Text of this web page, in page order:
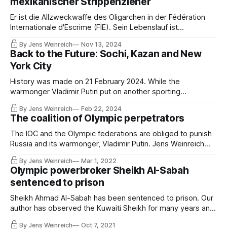
Er ist die Allzweckwaffe des Oligarchen in der Fédération
Internationale d'Escrime (FIE). Sein Lebenslauf ist
mindestens so interessant und umstritten wie sein Ruf.
Lernen Sie also Vitaly Logvin Grechuhin kennen, unmittelbar
vor dem Wahlkongress der FIE in seiner und Usmanovs
Heimatstadt Taschkent.
By Jens Weinreich Nov 13, 2024
Back to the Future: Sochi, Kazan and New
York City
History was made on 21 February 2024. While the
warmonger Vladimir Putin put on another sporting
propaganda show in Kazan, the first drug dealer was
convicted under the Rodchenkov Anti-Doping Act in the USA
– exactly 10 years after the Sochi Doping Games.
By Jens Weinreich Feb 22, 2024
The coalition of Olympic perpetrators
The IOC and the Olympic federations are obliged to punish
Russia and its warmonger, Vladimir Putin. Jens Weinreich
calls for a comprehensive independent criminal
investigation of the longstanding deep connection of the
Olympic institutions with the Kremlin within the framework
of the EU.
By Jens Weinreich Mar 1, 2022
Olympic powerbroker Sheikh Al-Sabah
sentenced to prison
Sheikh Ahmad Al-Sabah has been sentenced to prison. Our
author has observed the Kuwaiti Sheikh for many years and
has been threatened by the Sheikh’s aides several times.
He describes the methods that brought Ahmad to power
By Jens Weinreich Oct 7, 2021